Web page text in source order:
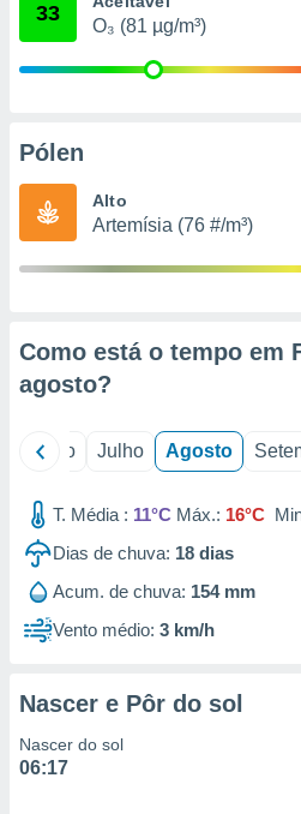
estudos
33
O₃ (81 µg/m³)
Pólen
Alto
Artemísia (76 #/m³)
Como está o tempo em
agosto?
Junho Julho Agosto
T. Média : 11°C Máx.: 16°C
Dias de chuva: 18 dias
Acum. de chuva: 154 mm
Vento médio: 3 km/h
Nascer e Pôr do sol
Nascer do sol
06:17